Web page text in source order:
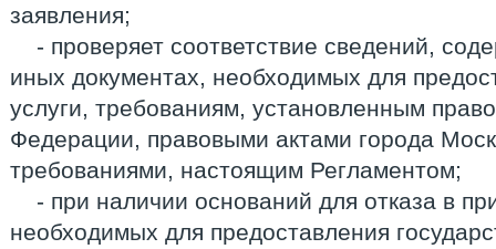
заявления;
- проверяет соответствие сведений,
иных документах, необходимых для
услуги, требованиям, установленным
Федерации, правовыми актами города
требованиями, настоящим Регламентом;
- при наличии оснований для отказа в
необходимых для предоставления